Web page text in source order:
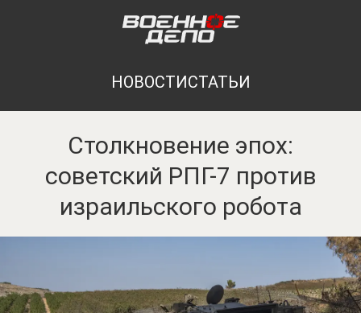
НОВОСТИСТАТЬИ
Столкновение эпох:
советский РПГ-7 против
израильского робота